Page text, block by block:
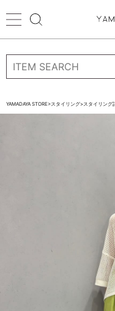
ログイン
STORE BRAND・
YAMADAYA STORE>スタイリング>スタイリング